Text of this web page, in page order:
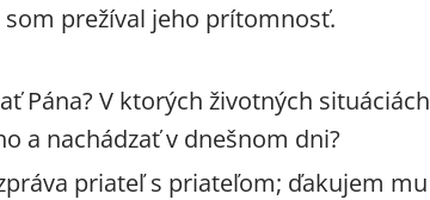
prežíval jeho prítomnosť.
Pána? V ktorých životných situáciách
a nachádzať v dnešnom dni?
priateľ s priateľom; ďakujem mu